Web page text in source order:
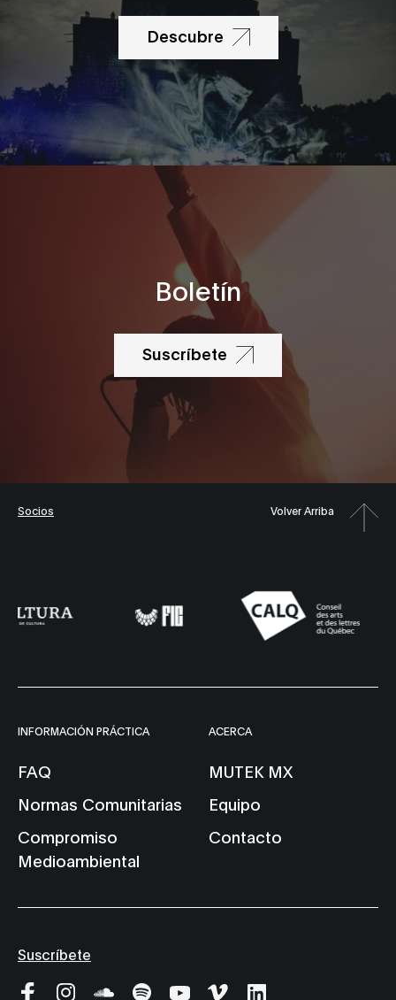
Descubre
Boletín
Suscríbete
Socios Volver Arriba
INFORMACIÓN PRÁCTICA
FAQ
Normas Comunitarias
Compromiso
Medioambiental
ACERCA
MUTEK MX
Equipo
Contacto
Suscríbete